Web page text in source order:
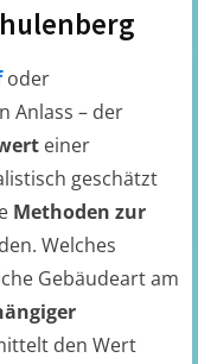
oder
Anlass – der
einer
geschätzt
Methoden zur
Welches
Gebäudeart am
den Wert